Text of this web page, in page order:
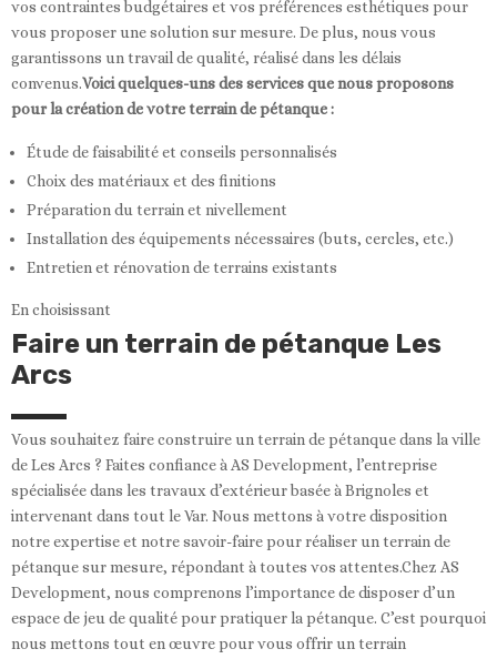
vos contraintes budgétaires et vos préférences esthétiques pour
vous proposer une solution sur mesure. De plus, nous vous
garantissons un travail de qualité, réalisé dans les délais
convenus.Voici quelques-uns des services que nous proposons
pour la création de votre terrain de pétanque :
Étude de faisabilité et conseils personnalisés
Choix des matériaux et des finitions
Préparation du terrain et nivellement
Installation des équipements nécessaires (buts, cercles, etc.)
Entretien et rénovation de terrains existants
En choisissant
Faire un terrain de pétanque Les
Arcs
Vous souhaitez faire construire un terrain de pétanque dans la ville
de Les Arcs ? Faites confiance à AS Development, l’entreprise
spécialisée dans les travaux d’extérieur basée à Brignoles et
intervenant dans tout le Var. Nous mettons à votre disposition
notre expertise et notre savoir-faire pour réaliser un terrain de
pétanque sur mesure, répondant à toutes vos attentes.Chez AS
Development, nous comprenons l’importance de disposer d’un
espace de jeu de qualité pour pratiquer la pétanque. C’est pourquoi
nous mettons tout en œuvre pour vous offrir un terrain